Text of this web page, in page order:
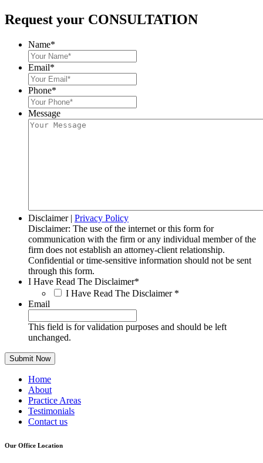
Request your CONSULTATION
Name*
Email*
Phone*
Message
Disclaimer| Privacy Policy
Disclaimer: The use of the internet or this form for
communication with the firm or any individual member of the
firm does not establish an attorney-client relationship.
Confidential or time-sensitive information should not be sent
through this form.
I Have Read The Disclaimer*
I Have Read The Disclaimer *
Email
This field is for validation purposes and should be left
unchanged.
Home
About
Practice Areas
Testimonials
Contact us
Our Office Location